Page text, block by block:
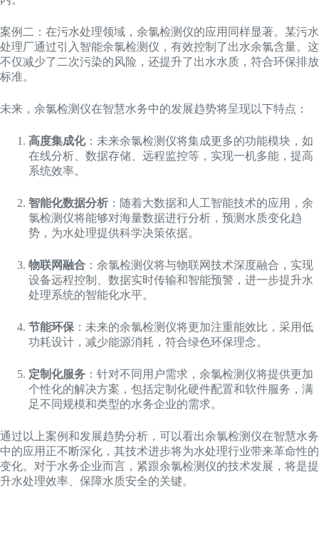
案例二：在污水处理领域，余氯检测仪的应用同样显著。某污水
处理厂通过引入智能余氯检测仪，有效控制了出水余氯含量。这
不仅减少了二次污染的风险，还提升了出水水质，符合环保排放
标准。
未来，余氯检测仪在智慧水务中的发展趋势将呈现以下特点：
高度集成化：未来余氯检测仪将集成更多的功能模块，如
在线分析、数据存储、远程监控等，实现一机多能，提高
系统效率。
智能化数据分析 ：随着大数据和人工智能技术的应用，余
氯检测仪将能够对海量数据进行分析，预测水质变化趋
势，为水处理提供科学决策依据。
物联网融合 ：余氯检测仪将与物联网技术深度融合，实现
设备远程控制、数据实时传输和智能预警，进一步提升水
处理系统的智能化水平。
节能环保 ：未来的余氯检测仪将更加注重能效比，采用低
功耗设计，减少能源消耗，符合绿色环保理念。
定制化服务 ：针对不同用户需求，余氯检测仪将提供更加
个性化的解决方案，包括定制化硬件配置和软件服务，满
足不同规模和类型的水务企业的需求。
通过以上案例和发展趋势分析，可以看出余氯检测仪在智慧水务
中的应用正不断深化，其技术进步将为水处理行业带来革命性的
变化。对于水务企业而言，紧跟余氯检测仪的技术发展，将是提
升水处理效率、保障水质安全的关键。